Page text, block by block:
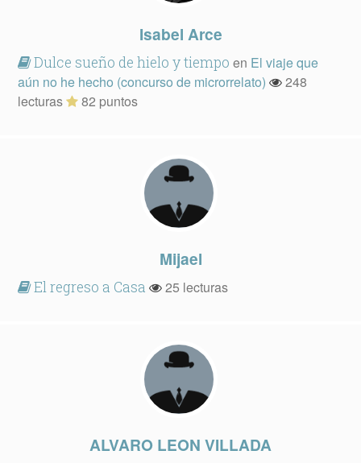
Isabel Arce
Dulce sueño de hielo y tiempo en El viaje que
aún no he hecho (concurso de microrrelato)
248
lecturas
82 puntos
Mijael
El regreso a Casa 25 lecturas
ALVARO LEON VILLADA